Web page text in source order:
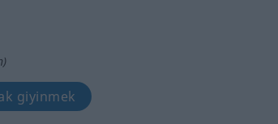
giyinmek